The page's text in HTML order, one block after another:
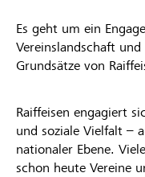
Es geht um ein
Vereinslandschaft
Grundsätze von
Raiffeisen engagiert
und soziale Vielfalt –
nationaler Ebene.
schon heute Vereine